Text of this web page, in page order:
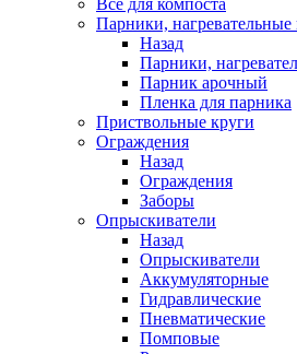
Все для компоста
Парники, нагревательные
Назад
Парники,
Парник арочный
Пленка для парника
Приствольные круги
Ограждения
Назад
Ограждения
Заборы
Опрыскиватели
Назад
Опрыскиватели
Аккумуляторные
Гидравлические
Пневматические
Помповые